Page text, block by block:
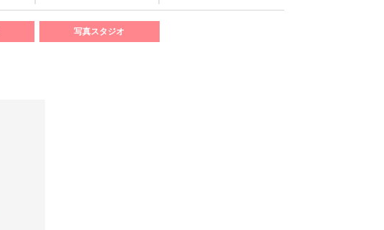
写真スタジオ